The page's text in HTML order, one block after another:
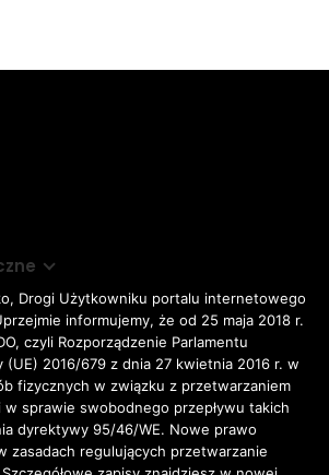
Rozmiar
Adomyślna czcionka
Drogi Użytkowniku portalu internetowego
informujemy, że od 25 maja 2018 r.
czyli Rozporządzenie Parlamentu
(UE) 2016/679 z dnia 27 kwietnia 2016 r. w
fizycznych w związku z przetwarzaniem
sprawie swobodnego przepływu takich
dyrektywy 95/46/WE. Nowe prawo
zasadach regulujących przetwarzanie